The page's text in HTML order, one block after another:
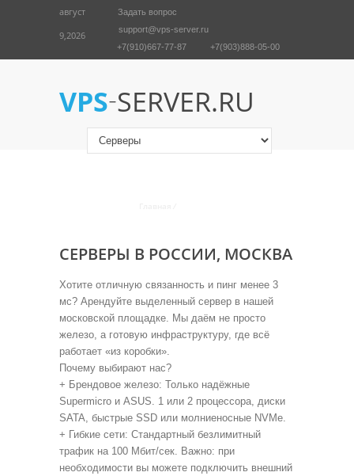
август
9,2026
Задать вопрос
support@vps-server.ru
+7(910)667-77-87
+7(903)888-05-00
VPS-SERVER.RU
СЕРВЕРЫ В РОССИИ, МОСКВА
Хотите отличную связанность и пинг менее 3
мс? Арендуйте выделенный сервер в нашей
московской площадке. Мы даём не просто
железо, а готовую инфраструктуру, где всё
работает «из коробки».
Почему выбирают нас?
+ Брендовое железо: Только надёжные
Supermicro и ASUS. 1 или 2 процессора, диски
SATA, быстрые SSD или молниеносные NVMe.
+ Гибкие сети: Стандартный безлимитный
трафик на 100 Мбит/сек. Важно: при
необходимости вы можете подключить внешний